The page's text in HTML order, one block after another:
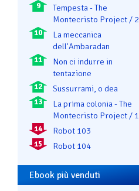
9
Tempesta - The
Montecristo Project / 2
10
La meccanica
dell'Ambaradan
11
Non ci indurre in
tentazione
12 Sussurrami, o dea
13
La prima colonia - The
Montecristo Project / 1
14 Robot 103
15 Robot 104
Ebook più venduti